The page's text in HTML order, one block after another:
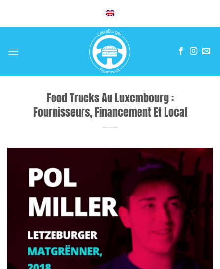
Food Trucks Au Luxembourg :
Fournisseurs, Financement Et Local